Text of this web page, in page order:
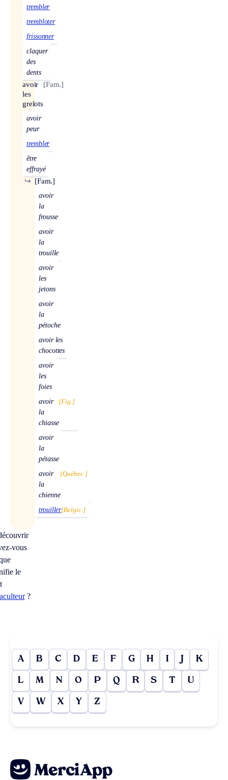
trembler
trembloter
frissonner
claquer
des
dents
avoir
les
grelots
[Fam.]
avoir
peur
trembler
être
effrayé
[Fam.]
↪
avoir
la
frousse
avoir
la
trouille
avoir
les
jetons
avoir
la
pétoche
avoir les
chocottes
avoir
les
foies
avoir
la
chiasse
[Fig.]
avoir
la
pétasse
avoir
la
chienne
[Québec.]
trouiller[Belgic.]
vous
le
?
A B C D E F G H I J K
L M N O P Q R S T U
V W X Y Z